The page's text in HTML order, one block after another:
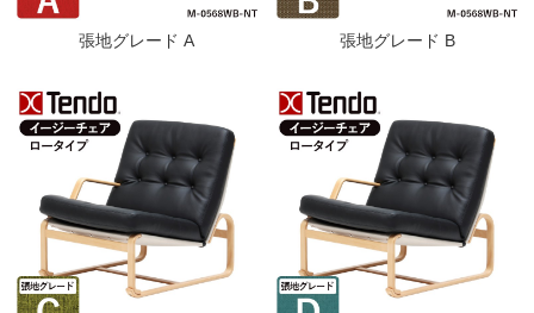
張地グレード A 張地グレード B